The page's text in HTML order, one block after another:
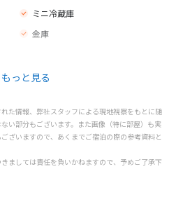
ミニ冷蔵庫
金庫
もっと見る
た情報、弊社スタッフによる現地視察をもとに随
い部分もございます。また画像（特に部屋）も実
ざいますので、あくまでご宿泊の際の参考資料と
ましては責任を負いかねますので、予めご了承下